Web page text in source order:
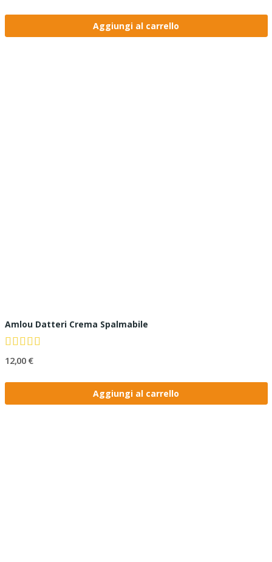
Aggiungi al carrello
Amlou Datteri Crema Spalmabile
12,00 €
Aggiungi al carrello